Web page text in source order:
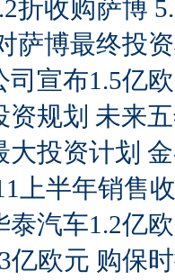
折收购萨博
萨博最终投
司宣布1.5亿
资规划 未来
大投资计划
上半年销售
泰汽车1.2亿
亿欧元 购保